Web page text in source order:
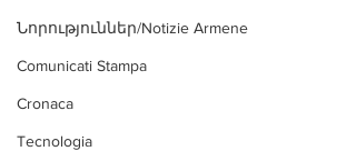
Նորություններ/Notizie Armene
Comunicati Stampa
Cronaca
Tecnologia